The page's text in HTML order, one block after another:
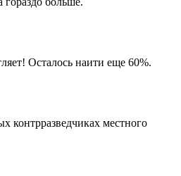
Осталось наити еще 60%.
контрразведчиках местного